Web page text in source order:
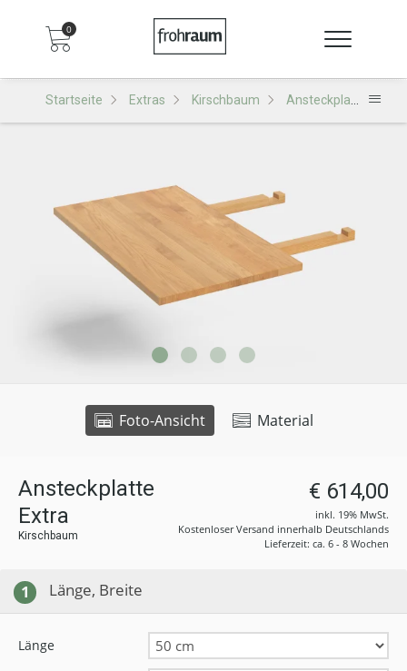
0
Startseite Extras Kirschbaum Ansteckplatte Extra
Foto-Ansicht Material
Ansteckplatte
Extra
Kirschbaum
€ 614,00
inkl. 19% MwSt.
Kostenloser Versand innerhalb Deutschlands
Lieferzeit: ca. 6 - 8 Wochen
1 Länge, Breite
Länge